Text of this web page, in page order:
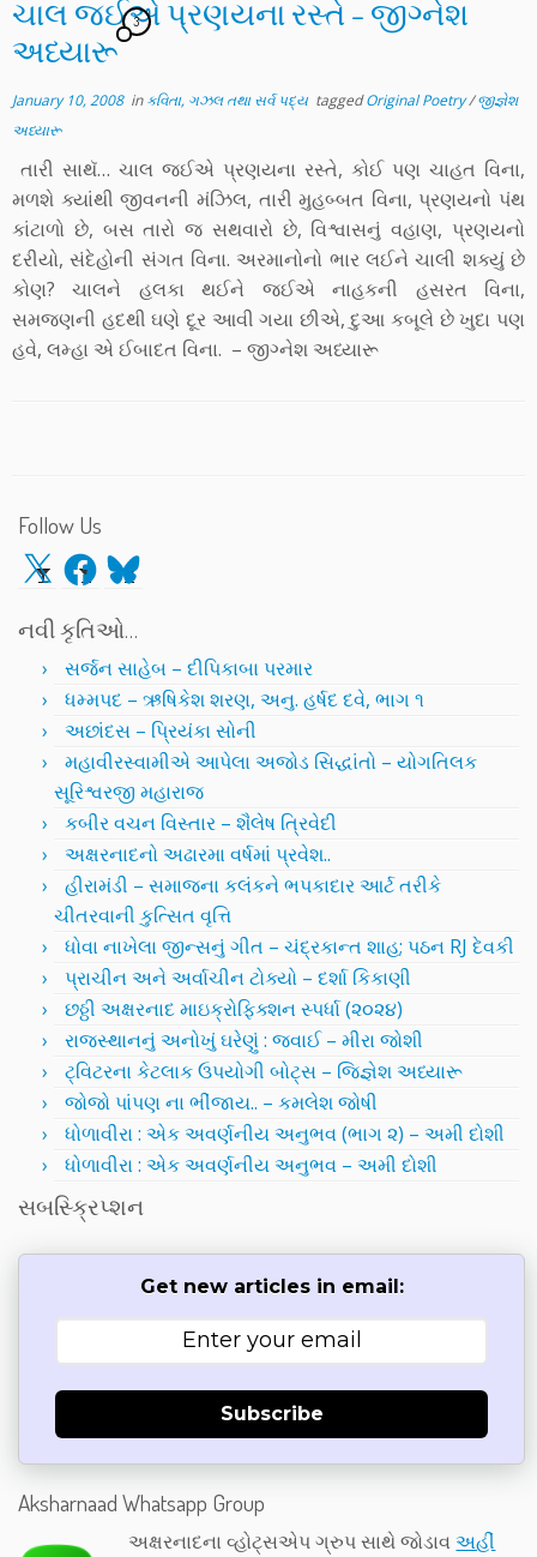
ચાલ જઈએ પ્રણયના રસ્તે – જીગ્નેશ
અધ્યારૂ
3
January 10, 2008inકવિતા, ગઝલ તથા સર્વ પદ્ય taggedOriginal Poetry/જીજ્ઞેશ
અધ્યારૂ
તારી સાથૅ… ચાલ જઈએ પ્રણયના રસ્તે, કોઈ પણ ચાહત વિના,
મળશે ક્યાંથી જીવનની મંઝિલ, તારી મુહબ્બત વિના, પ્રણયનો પંથ
કાંટાળો છે, બસ તારો જ સથવારો છે, વિશ્વાસનું વહાણ, પ્રણયનો
દરીયો, સંદેહોની સંગત વિના. અરમાનોનો ભાર લઈને ચાલી શક્યું છે
કોણ? ચાલને હલકા થઈને જઈએ નાહકની હસરત વિના,
સમજણની હદથી ઘણે દૂર આવી ગયા છીએ, દુઆ કબૂલે છે ખુદા પણ
હવે, લમ્હા એ ઈબાદત વિના. – જીગ્નેશ અધ્યારૂ
Follow Us
X Facebook
Bluesky
નવી કૃતિઓ…
સર્જન સાહેબ – દીપિકાબા પરમાર
ધમ્મપદ – ઋષિકેશ શરણ, અનુ. હર્ષદ દવે, ભાગ ૧
અછાંદસ – પ્રિયંકા સોની
મહાવીરસ્વામીએ આપેલા અજોડ સિદ્ધાંતો – યોગતિલક
સૂરિશ્વરજી મહારાજ
કબીર વચન વિસ્તાર – શૈલેષ ત્રિવેદી
અક્ષરનાદનો અઢારમા વર્ષમાં પ્રવેશ..
હીરામંડી – સમાજના કલંકને ભપકાદાર આર્ટ તરીકે
ચીતરવાની કુત્સિત વૃત્તિ
ધોવા નાખેલા જીન્સનું ગીત – ચંદ્રકાન્ત શાહ; પઠન RJ દેવકી
પ્રાચીન અને અર્વાચીન ટોક્યો – દર્શા કિકાણી
છઠ્ઠી અક્ષરનાદ માઇક્રોફિક્શન સ્પર્ધા (૨૦૨૪)
રાજસ્થાનનું અનોખું ઘરેણું : જવાઈ – મીરા જોશી
ટ્વિટરના કેટલાક ઉપયોગી બોટ્સ – જિજ્ઞેશ અધ્યારૂ
જોજો પાંપણ ના ભીંજાય.. – કમલેશ જોષી
ધોળાવીરા : એક અવર્ણનીય અનુભવ (ભાગ ૨) – અમી દોશી
ધોળાવીરા : એક અવર્ણનીય અનુભવ – અમી દોશી
સબસ્ક્રિપ્શન
Get new articles in email:
Subscribe
Aksharnaad Whatsapp Group
અક્ષરનાદના વ્હોટ્સએપ ગ્રુપ સાથે જોડાવઅહીં